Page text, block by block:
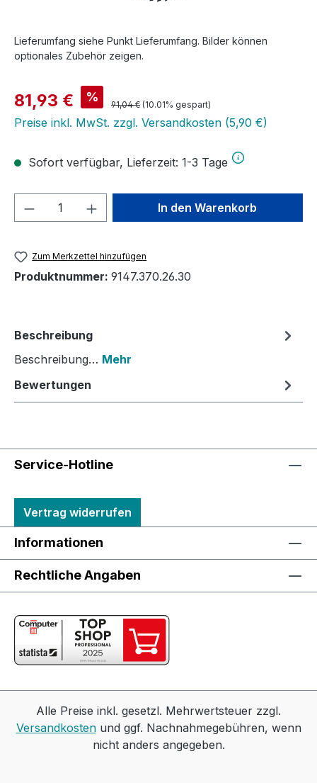
Lieferumfang siehe Punkt Lieferumfang. Bilder können
optionales Zubehör zeigen.
Verkaufspreis:
81,93 € % Regulärer Preis:
91,04 € (10.01% gespart)
Preise inkl. MwSt. zzgl. Versandkosten (5,90 €)
Sofort verfügbar, Lieferzeit: 1-3 Tage
Produkt Anzahl: Gib denIn den Warenkorb
Zum Merkzettel hinzufügen
Produktnummer: 9147.370.26.30
Beschreibung
Beschreibung… Mehr
Bewertungen
Service-Hotline
Vertrag widerrufen
Informationen
Rechtliche Angaben
Alle Preise inkl. gesetzl. Mehrwertsteuer zzgl.
Versandkostenund ggf. Nachnahmegebühren, wenn
nicht anders angegeben.